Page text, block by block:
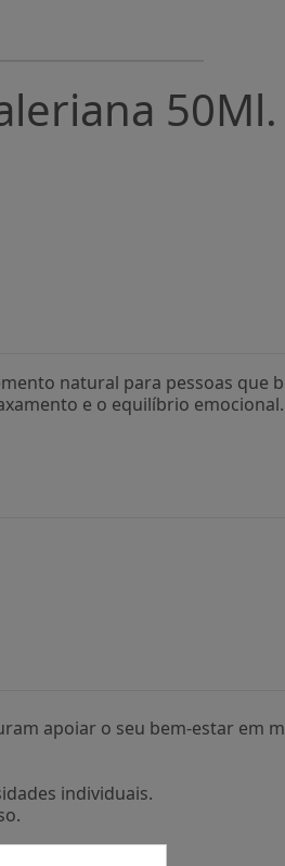
natural para pessoas que
e o equilíbrio emocional.
apoiar o seu bem-estar em
individuais.